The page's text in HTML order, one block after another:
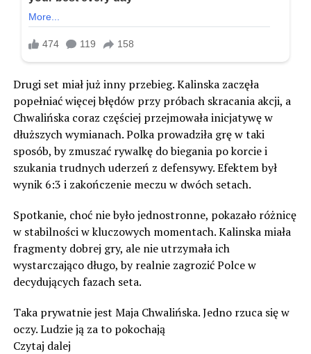
Drugi set miał już inny przebieg. Kalinska zaczęła
popełniać więcej błędów przy próbach skracania akcji, a
Chwalińska coraz częściej przejmowała inicjatywę w
dłuższych wymianach. Polka prowadziła grę w taki
sposób, by zmuszać rywalkę do biegania po korcie i
szukania trudnych uderzeń z defensywy. Efektem był
wynik 6:3 i zakończenie meczu w dwóch setach.
Spotkanie, choć nie było jednostronne, pokazało różnicę
w stabilności w kluczowych momentach. Kalinska miała
fragmenty dobrej gry, ale nie utrzymała ich
wystarczająco długo, by realnie zagrozić Polce w
decydujących fazach seta.
Taka prywatnie jest Maja Chwalińska. Jedno rzuca się w
oczy. Ludzie ją za to pokochają
Czytaj dalej